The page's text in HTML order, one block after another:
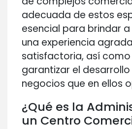
adecuada de estos
esencial para brindar
una experiencia
satisfactoria, así
garantizar el
negocios que en ellos
¿Qué es la
un Centro